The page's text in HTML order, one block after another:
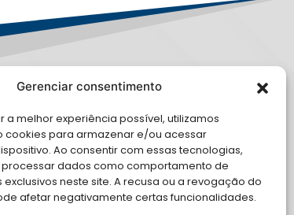
Gerenciar consentimento
a melhor experiência possível, utilizamos
cookies para armazenar e/ou acessar
Ao consentir com essas tecnologias,
dados como comportamento de
exclusivos neste site. A recusa ou a revogação do
afetar negativamente certas funcionalidades.
da AMB